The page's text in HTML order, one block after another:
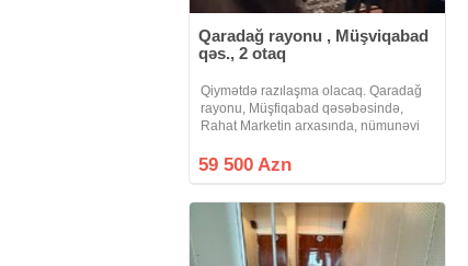
Qaradağ rayonu , Müşviqabad
qəs., 2 otaq
Qiymətdə razılaşma olacaq. Qaradağ
rayonu, Müşfiqabad qəsəbəsində,
Rahat Marketin arxasında, nümunəvi
9 mərtəbəli binanın 9-cu mərtəbəsində
59 500 Azn